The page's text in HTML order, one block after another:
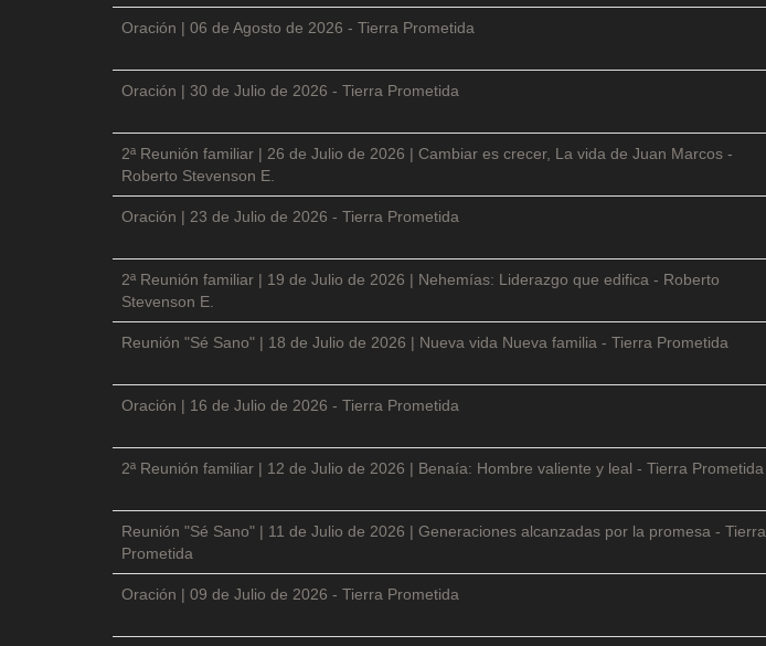
Oración | 06 de Agosto de 2026 - Tierra Prometida
Oración | 30 de Julio de 2026 - Tierra Prometida
2ª Reunión familiar | 26 de Julio de 2026 | Cambiar es crecer, La vida de Juan Marcos -
Roberto Stevenson E.
Oración | 23 de Julio de 2026 - Tierra Prometida
2ª Reunión familiar | 19 de Julio de 2026 | Nehemías: Liderazgo que edifica - Roberto
Stevenson E.
Reunión "Sé Sano" | 18 de Julio de 2026 | Nueva vida Nueva familia - Tierra Prometida
Oración | 16 de Julio de 2026 - Tierra Prometida
2ª Reunión familiar | 12 de Julio de 2026 | Benaía: Hombre valiente y leal - Tierra Prometida
Reunión "Sé Sano" | 11 de Julio de 2026 | Generaciones alcanzadas por la promesa - Tierra
Prometida
Oración | 09 de Julio de 2026 - Tierra Prometida